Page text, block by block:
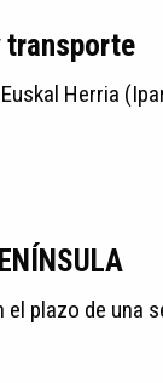
transporte
Herria
el plazo de